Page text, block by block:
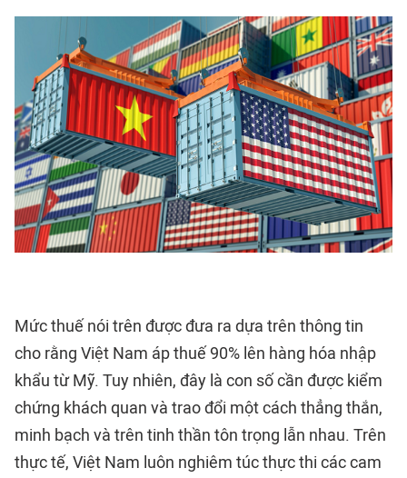
Mức thuế nói trên được đưa ra dựa trên thông tin
cho rằng Việt Nam áp thuế 90% lên hàng hóa nhập
khẩu từ Mỹ. Tuy nhiên, đây là con số cần được kiểm
chứng khách quan và trao đổi một cách thẳng thắn,
minh bạch và trên tinh thần tôn trọng lẫn nhau. Trên
thực tế, Việt Nam luôn nghiêm túc thực thi các cam